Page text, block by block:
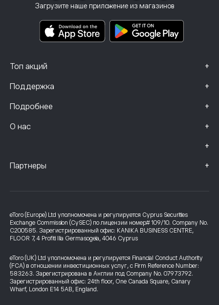
Загрузите наше приложение из магазинов
Топ акций +
Поддержка +
Подробнее +
О нас +
+
Основные информационные документы
Данные о жалобах (клиенты FCA)
Партнеры +
Инвестиционное страхование
eToro (Europe) Ltd уполномочена и регулируется Cyprus Securities
Exchange Commission (CySEC) по лицензии номер# 109/10. Company No.
C200585. Зарегистрированный офис: KANIKA BUSINESS CENTRE,
FLOOR 7, 4 Profiti Ilia Germasogeia, 4046 Cyprus
eToro (UK) Ltd уполномочена и регулируется Financial Conduct Authority
(FCA) в отношении инвестиционных услуг, с Firm Reference Number:
583263. Зарегистрирована в Англии под Company No. 07973792.
Зарегистрированный офис: 24th floor, One Canada Square, Canary
Wharf, London E14 5AB, England.